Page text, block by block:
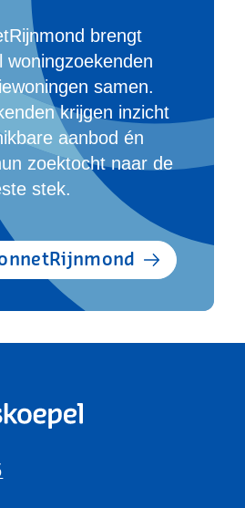
brengt
woningzoekenden
samen.
krijgen inzicht
aanbod én
zoektocht naar de
stek.